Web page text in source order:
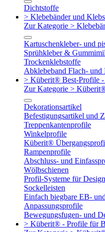
Dichtstoffe
> Klebebänder und
Zur Kategorie >
Kartuschenkleber- und
Sprühkleber &
Trockenklebstoffe
Abklebeband Flach- und
> Küberit® Best-Profile -
Zur Kategorie >
Dekorationsartikel
Befestigungsartikel und
Treppenkantenprofile
Winkelprofile
Küberit®
Rampenprofile
Abschluss- und
Wölbschienen
Profil-Systeme für
Sockelleisten
Einfach biegbare EB-
Anpassungsprofile
Bewegungsfugen- und
> Küberit® - Profile für